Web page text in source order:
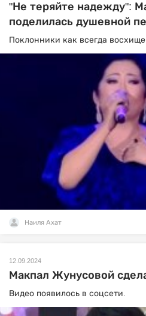
"Не теряйте надежду":
поделилась душевной
Поклонники как всегда
Наиля Ахат
12.09.2024
Макпал Жунусовой
Видео появилось в соцсети.